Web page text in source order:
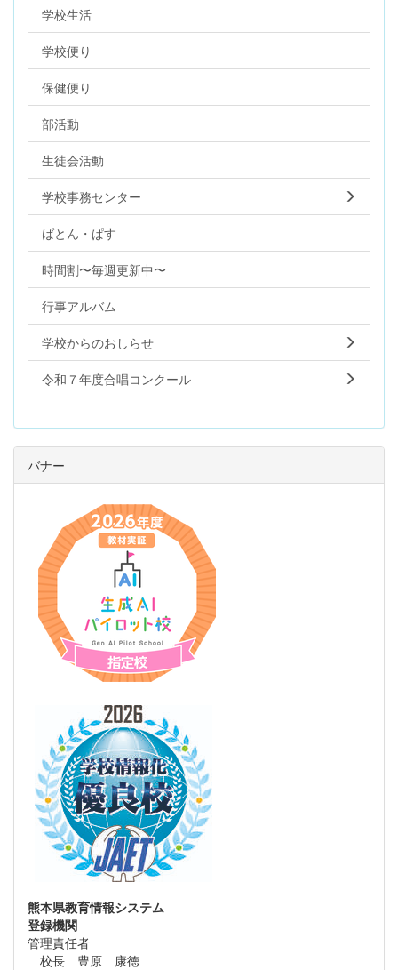
学校生活
学校便り
保健便り
部活動
生徒会活動
学校事務センター
ばとん・ぱす
時間割〜毎週更新中〜
行事アルバム
学校からのおしらせ
令和７年度合唱コンクール
バナー
熊本県教育情報システム
登録機関
管理責任者
校長 豊原 康徳